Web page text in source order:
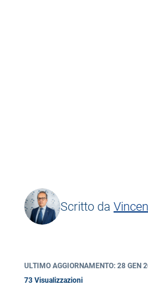
Scritto da
ULTIMO AGGIORNAMENTO: 28 GEN
73 Visualizzazioni